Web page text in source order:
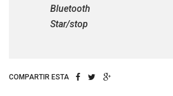
Bluetooth
Star/stop
COMPARTIR ESTA